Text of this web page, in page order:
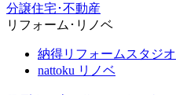
分譲住宅･不動産
リフォーム･リノベ
納得リフォームスタジオ
nattoku リノベ